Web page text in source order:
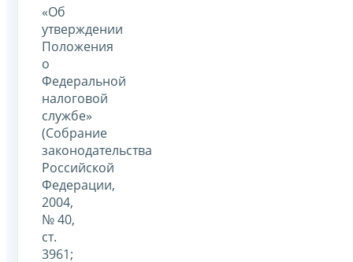
«Об
утверждении
Положения
о
Федеральной
налоговой
службе»
(Собрание
законодательства
Российской
Федерации,
2004,
№ 40,
ст.
3961;